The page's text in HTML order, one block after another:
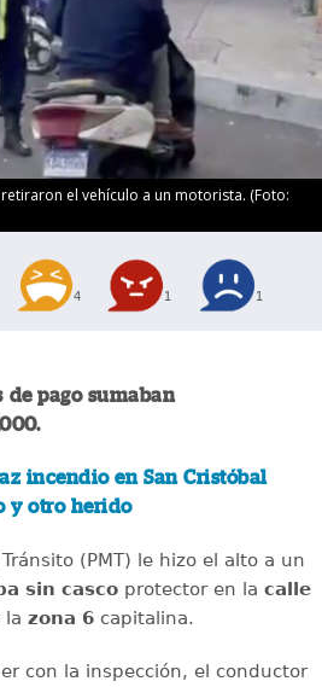
el vehículo a un motorista. (Foto:
4 1 1
de pago sumaban
incendio en San Cristóbal
y otro herido
(PMT) le hizo el alto a un
sin cascoprotector en la calle
la zona 6capitalina.
con la inspección, el conductor